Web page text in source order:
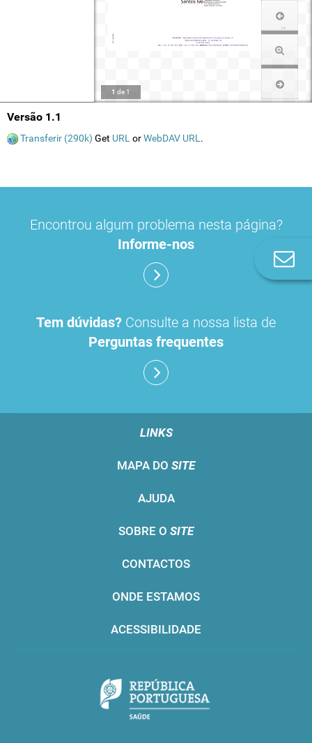
1 de 1
Versão 1.1
Transferir (290k) Get URL orWebDAV URL .
Encontrou algum problema nesta página?
Informe-nos
Tem dúvidas? Consulte a nossa lista de
Perguntas frequentes
LINKS
MAPA DO SITE
AJUDA
SOBRE O SITE
CONTACTOS
ONDE ESTAMOS
ACESSIBILIDADE